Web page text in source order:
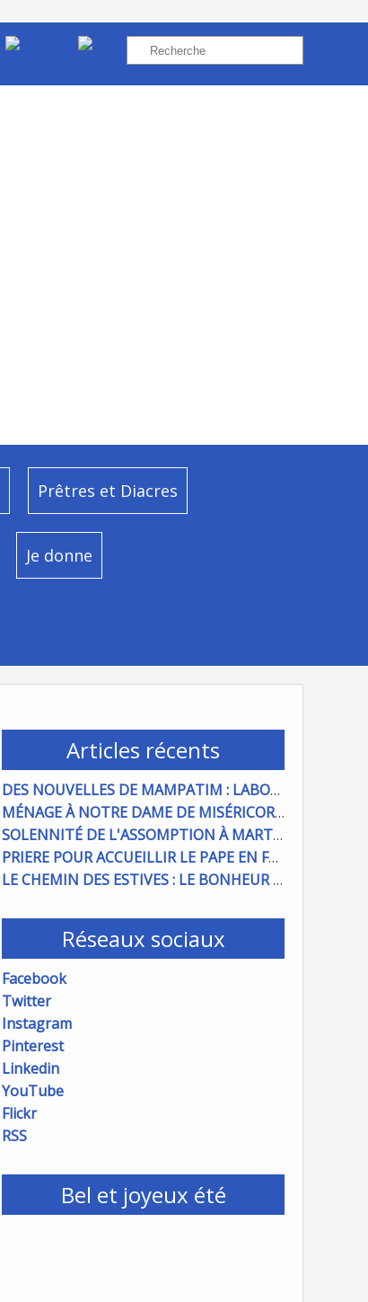
Prêtres et Diacres
Je donne
Articles récents
DES NOUVELLES DE MAMPATIM : LABOUR DU CHAMP PAROISSIAL
MÉNAGE À NOTRE DAME DE MISÉRICORDE : ON COMPTE SUR VOUS !
SOLENNITÉ DE L'ASSOMPTION À MARTIGUES ET PORT DE BOUC
PRIERE POUR ACCUEILLIR LE PAPE EN FRANCE
LE CHEMIN DES ESTIVES : LE BONHEUR À PORTÉE DE MAIN
Réseaux sociaux
Facebook
Twitter
Instagram
Pinterest
Linkedin
YouTube
Flickr
RSS
Bel et joyeux été